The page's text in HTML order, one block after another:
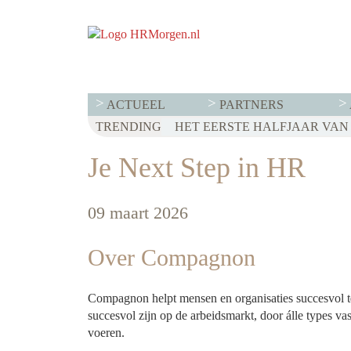
ACTUEEL PARTNERS
TRENDING WET LOONTRANSPARANTIE:
HET EERSTE HALFJAAR
VOOR EEN SUCCESVOL
Je Next Step in HR
09 maart 2026
Over Compagnon
Compagnon helpt mensen en organisaties
succesvol zijn op de arbeidsmarkt, door álle types
voeren.